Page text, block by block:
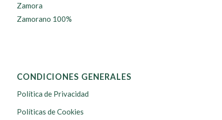
Zamora
Zamorano 100%
CONDICIONES GENERALES
Política de Privacidad
Políticas de Cookies